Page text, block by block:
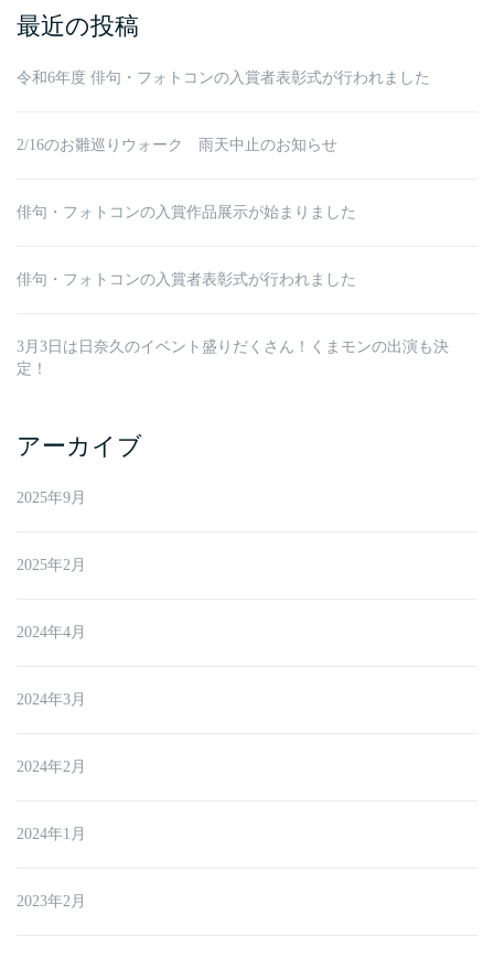
最近の投稿
令和6年度 俳句・フォトコンの入賞者表彰式が行われました
2/16のお雛巡りウォーク 雨天中止のお知らせ
俳句・フォトコンの入賞作品展示が始まりました
俳句・フォトコンの入賞者表彰式が行われました
3月3日は日奈久のイベント盛りだくさん！くまモンの出演も決
定！
アーカイブ
2025年9月
2025年2月
2024年4月
2024年3月
2024年2月
2024年1月
2023年2月